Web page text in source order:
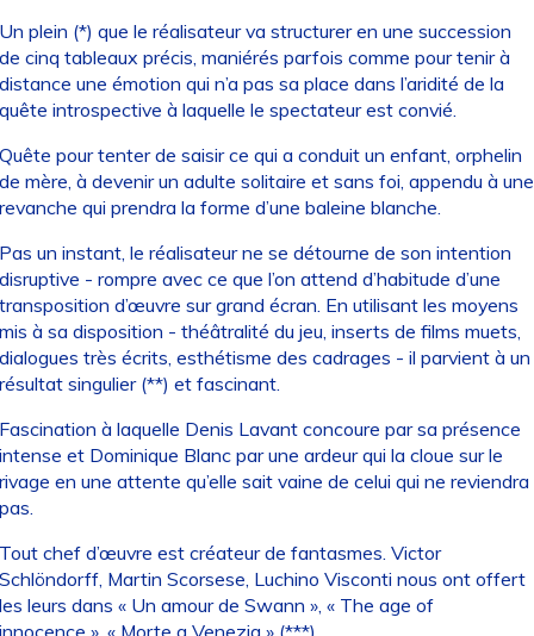
plein (*) que le réalisateur va structurer en une succession
cinq tableaux précis, maniérés parfois comme pour tenir à
une émotion qui n’a pas sa place dans l’aridité de la
introspective à laquelle le spectateur est convié.
pour tenter de saisir ce qui a conduit un enfant, orphelin
mère, à devenir un adulte solitaire et sans foi, appendu à une
qui prendra la forme d’une baleine blanche.
un instant, le réalisateur ne se détourne de son intention
- rompre avec ce que l’on attend d’habitude d’une
d’œuvre sur grand écran. En utilisant les moyens
à sa disposition - théâtralité du jeu, inserts de films muets,
très écrits, esthétisme des cadrages - il parvient à un
singulier (**) et fascinant.
à laquelle Denis Lavant concoure par sa présence
et Dominique Blanc par une ardeur qui la cloue sur le
en une attente qu’elle sait vaine de celui qui ne reviendra
chef d’œuvre est créateur de fantasmes. Victor
Martin Scorsese, Luchino Visconti nous ont offert
leurs dans « Un amour de Swann », « The age of